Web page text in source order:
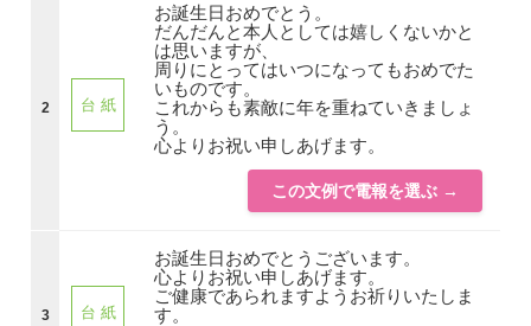
2 台 紙
お誕生日おめでとう。
だんだんと本人としては嬉しくないかと
は思いますが、
周りにとってはいつになってもおめでた
いものです。
これからも素敵に年を重ねていきましょ
う。
心よりお祝い申しあげます。
この文例で電報を選ぶ →
3 台 紙
お誕生日おめでとうございます。
心よりお祝い申しあげます。
ご健康であられますようお祈りいたしま
す。